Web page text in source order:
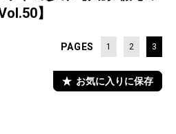
】
PAGES 1 2 3
お気に入りに保存